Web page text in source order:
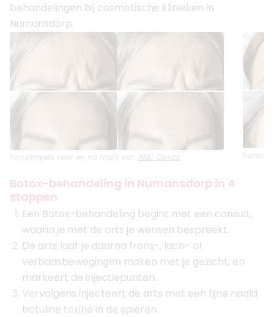
behandelingen bij cosmetische klinieken in
Numansdorp.
fronsrimpels voor en na foto's van ANC Clinics
Botox-behandeling in Numansdorp in 4
stappen
Een Botox-behandeling begint met een consult,
waarin je met de arts je wensen bespreekt.
De arts laat je daarna frons-, lach- of
verbaasbewegingen maken met je gezicht, en
markeert de injectiepunten.
Vervolgens injecteert de arts met een fijne naald
botuline toxine in de spieren.